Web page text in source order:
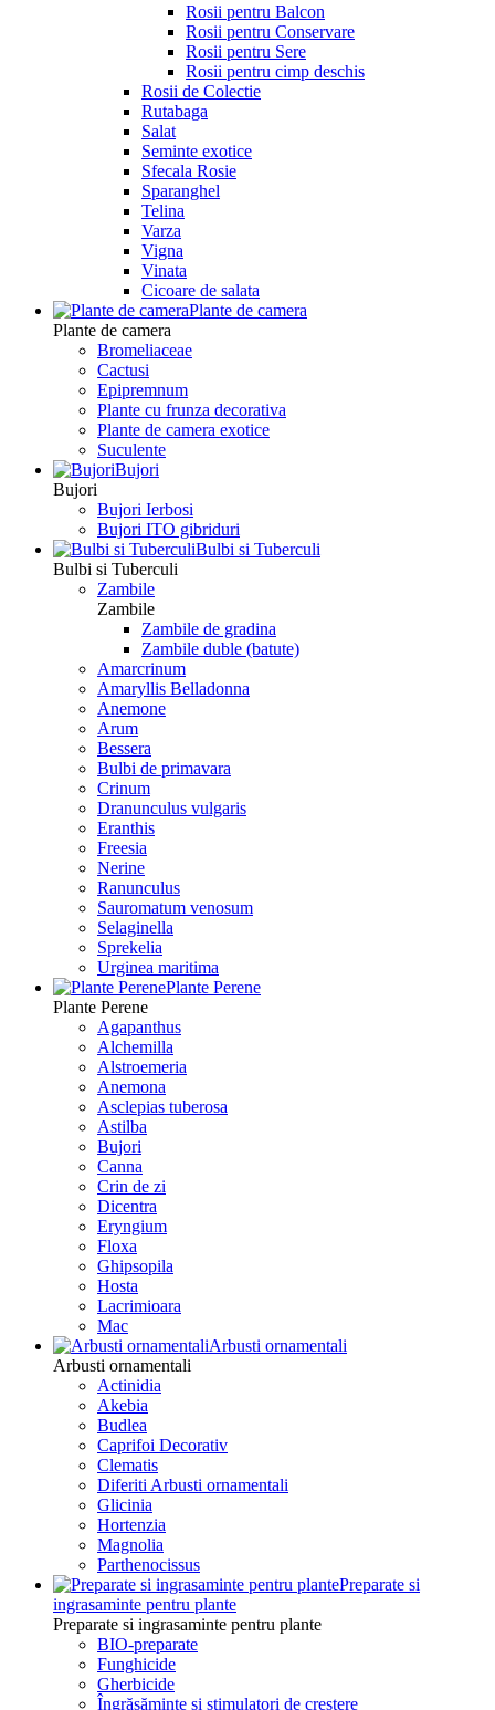
Rosii pentru Balcon
Rosii pentru Conservare
Rosii pentru Sere
Rosii pentru cimp deschis
Rosii de Colectie
Rutabaga
Salat
Seminte exotice
Sfecala Rosie
Sparanghel
Telina
Varza
Vigna
Vinata
Сicoare de salata
Plante de camera
Plante de camera
Bromeliaceae
Cactusi
Epipremnum
Plante cu frunza decorativa
Plante de camera exotice
Suculente
Bujori
Bujori
Bujori Ierbosi
Bujori ITO gibriduri
Bulbi si Tuberculi
Bulbi si Tuberculi
Zambile
Zambile
Zambile de gradina
Zambile duble (batute)
Amarcrinum
Amaryllis Belladonna
Anemone
Arum
Bessera
Bulbi de primavara
Crinum
Dranunculus vulgaris
Eranthis
Freesiа
Nerine
Ranunculus
Sauromatum venosum
Selaginella
Sprekelia
Urginea maritima
Plante Perene
Plante Perene
Agapanthus
Alchemilla
Alstroemeria
Anemona
Asclepias tuberosa
Astilba
Bujori
Canna
Crin de zi
Dicentra
Eryngium
Floxa
Ghipsopila
Hosta
Lacrimioara
Mac
Arbusti ornamentali
Arbusti ornamentali
Actinidia
Akebia
Budlea
Caprifoi Decorativ
Clematis
Diferiti Arbusti ornamentali
Glicinia
Hortenzia
Magnolia
Parthenocissus
Preparate si
ingrasaminte pentru plante
Preparate si ingrasaminte pentru plante
BIO-preparate
Funghicide
Gherbicide
Îngrășăminte și stimulatori de creștere